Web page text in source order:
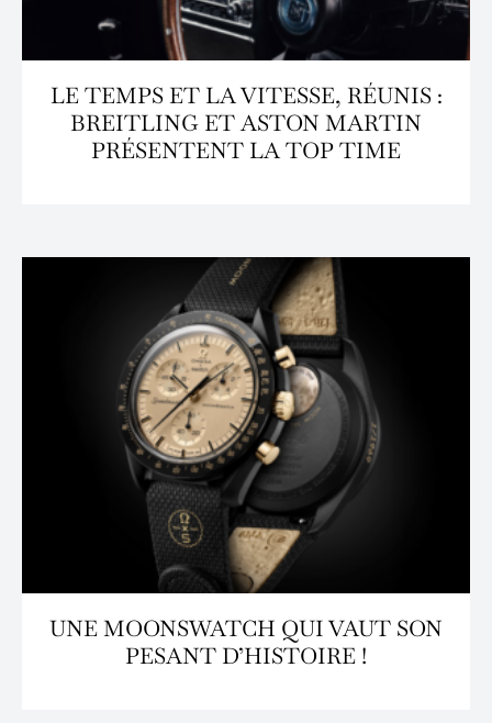
LE TEMPS ET LA VITESSE, RÉUNIS :
BREITLING ET ASTON MARTIN
PRÉSENTENT LA TOP TIME
UNE MOONSWATCH QUI VAUT SON
PESANT D’HISTOIRE !